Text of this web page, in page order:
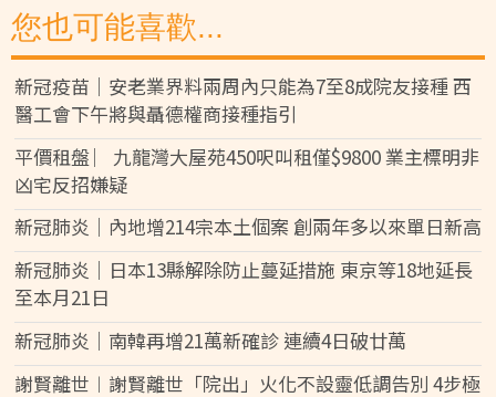
您也可能喜歡...
新冠疫苗｜安老業界料兩周內只能為7至8成院友接種 西
醫工會下午將與聶德權商接種指引
平價租盤 ︳九龍灣大屋苑450呎叫租僅$9800 業主標明非
凶宅反招嫌疑
新冠肺炎｜內地增214宗本土個案 創兩年多以來單日新高
新冠肺炎｜日本13縣解除防止蔓延措施 東京等18地延長
至本月21日
新冠肺炎｜南韓再增21萬新確診 連續4日破廿萬
謝賢離世︱謝賢離世「院出」火化不設靈低調告別 4步極